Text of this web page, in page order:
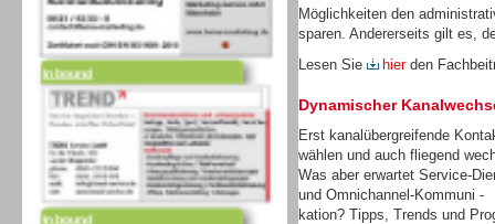
Inbound
Inbound
Möglichkeiten den
sparen. Andererseits gilt es,
Lesen Sie
hier den
Dynamischer
Erst kanalübergreifende
wählen und auch fliegend
Was aber erwartet Service-
und Omnichannel-Kommuni -
kation? Tipps, Trends und